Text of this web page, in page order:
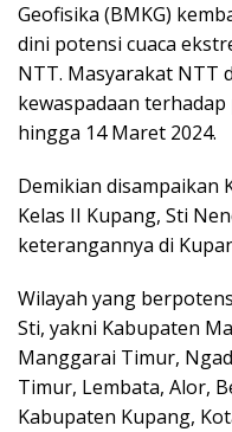
Geofisika (BMKG)
dini potensi cuaca
NTT. Masyarakat NTT
kewaspadaan
hingga 14 Maret 2024.
Demikian disampaikan
Kelas II Kupang, Sti
keterangannya di
Wilayah yang
Sti, yakni Kabupaten
Manggarai Timur,
Timur, Lembata, Alor,
Kabupaten Kupang,